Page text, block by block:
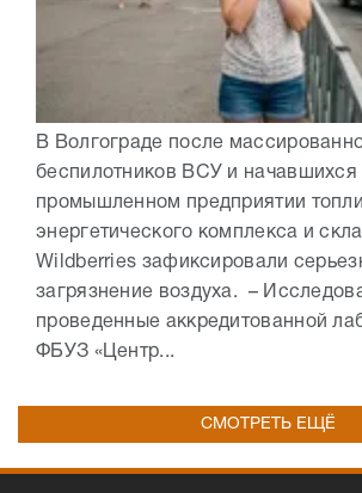
В Волгограде после
беспилотников ВСУ и
промышленном предприятии
энергетического комплекса и
Wildberries зафиксировали
загрязнение воздуха. –
проведенные аккредитованной
ФБУЗ «Центр...
СМОТРЕТЬ ЕЩЁ